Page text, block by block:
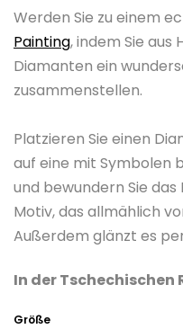
Werden Sie zu einem
Painting, indem Sie
Diamanten ein
zusammenstellen.
Platzieren Sie einen
auf eine mit Symbolen
und bewundern Sie
Motiv, das allmählich
Außerdem glänzt es
In der
Größe
5
Sternen.